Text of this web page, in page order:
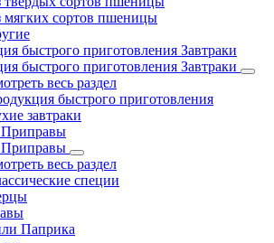
мягких сортов пшеницы
быстрого приготовления Завтраки
быстрого приготовления Завтраки
весь раздел
быстрого приготовления
завтраки
весь раздел
специи
Паприка